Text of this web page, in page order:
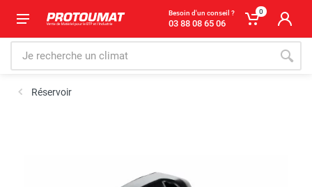
Besoin d'un conseil ?
03 88 08 65 06
0
Réservoir